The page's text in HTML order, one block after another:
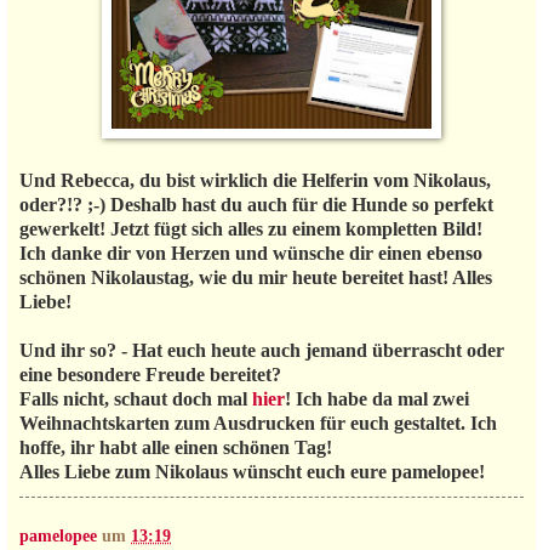
Und Rebecca, du bist wirklich die Helferin vom Nikolaus,
oder?!? ;-) Deshalb hast du auch für die Hunde so perfekt
gewerkelt! Jetzt fügt sich alles zu einem kompletten Bild!
Ich danke dir von Herzen und wünsche dir einen ebenso
schönen Nikolaustag, wie du mir heute bereitet hast! Alles
Liebe!
Und ihr so? - Hat euch heute auch jemand überrascht oder
eine besondere Freude bereitet?
Falls nicht, schaut doch mal hier! Ich habe da mal zwei
Weihnachtskarten zum Ausdrucken für euch gestaltet. Ich
hoffe, ihr habt alle einen schönen Tag!
Alles Liebe zum Nikolaus wünscht euch eure pamelopee!
pamelopee um 13:19